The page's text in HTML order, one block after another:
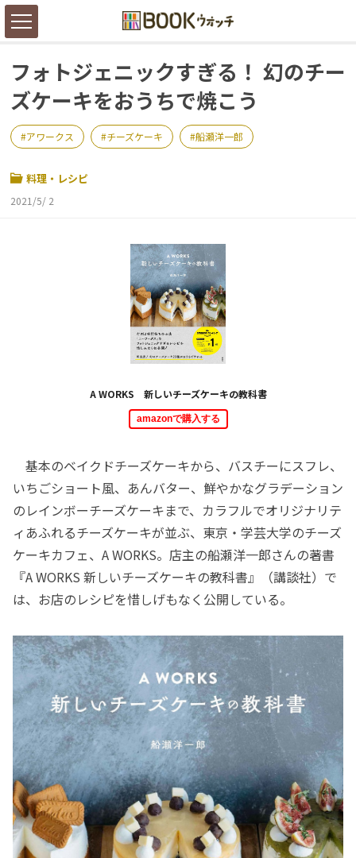
フォトジェニックすぎる！ 幻のチー
ズケーキをおうちで焼こう
アワークス チーズケーキ 船瀬洋一郎
料理・レシピ
2021/5/ 2
A WORKS 新しいチーズケーキの教科書
amazonで購入する
基本のベイクドチーズケーキから、バスチーにスフレ、
いちごショート風、あんバター、鮮やかなグラデーション
のレインボーチーズケーキまで、カラフルでオリジナリテ
ィあふれるチーズケーキが並ぶ、東京・学芸大学のチーズ
ケーキカフェ、A WORKS。店主の船瀬洋一郎さんの著書
『A WORKS 新しいチーズケーキの教科書』（講談社）で
は、お店のレシピを惜しげもなく公開している。